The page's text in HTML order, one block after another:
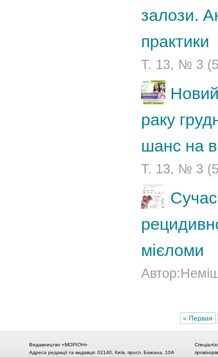
залози.
практики
Т. 13, № 3
Новий
раку
шанс на
Т. 13, № 3
мієломи
« Первая
Видавництво «МОРІОН»
Адреса редакції та видавця: 02140, Київ, просп. Бажана, 10А